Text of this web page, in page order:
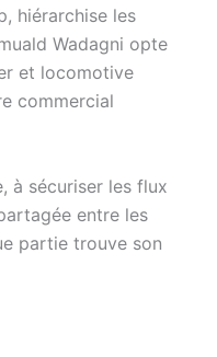
hiérarchise les
Wadagni opte
et locomotive
commercial
à sécuriser les flux
entre les
partie trouve son